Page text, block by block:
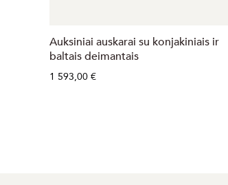
Auksiniai auskarai su konjakiniais ir
baltais deimantais
1 593,00 €